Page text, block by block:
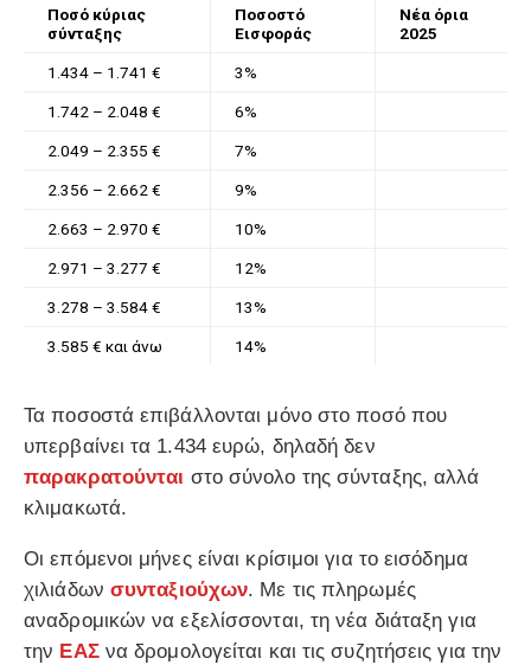
Ποσό κύριας
σύνταξης
Ποσοστό
Εισφοράς
Νέα όρια
2025
1.434 – 1.741 € 3%
1.742 – 2.048 € 6%
2.049 – 2.355 € 7%
2.356 – 2.662 € 9%
2.663 – 2.970 € 10%
2.971 – 3.277 € 12%
3.278 – 3.584 € 13%
3.585 € και άνω 14%
Τα ποσοστά επιβάλλονται μόνο στο ποσό που
υπερβαίνει τα 1.434 ευρώ, δηλαδή δεν
παρακρατούνται στο σύνολο της σύνταξης, αλλά
κλιμακωτά.
Οι επόμενοι μήνες είναι κρίσιμοι για το εισόδημα
χιλιάδων συνταξιούχων. Με τις πληρωμές
αναδρομικών να εξελίσσονται, τη νέα διάταξη για
την ΕΑΣνα δρομολογείται και τις συζητήσεις για την